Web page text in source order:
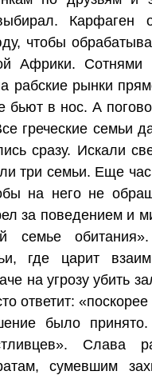
Карфаген
чтобы
Африки.
рабские рынки
бьют в нос. А
греческие семьи
сразу. Искали
три семьи. Еще
на него не
за поведением и
семье
где царит
на угрозу убить
ответит:
было
Слава
сумевшим